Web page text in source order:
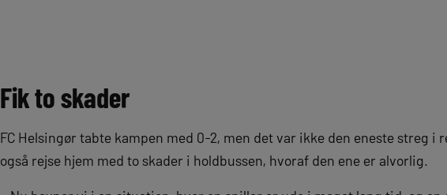
Fik to skader
FC Helsingør tabte kampen med 0-2, men det var ikke den eneste streg i
også rejse hjem med to skader i holdbussen, hvoraf den ene er alvorlig.